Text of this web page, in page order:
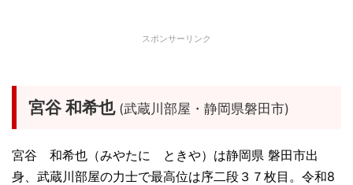
スポンサーリンク
宮谷 和希也 (武蔵川部屋・静岡県磐田市)
宮谷 和希也（みやたに ときや）は静岡県 磐田市出
身、武蔵川部屋の力士で最高位は序二段３７枚目。令和8